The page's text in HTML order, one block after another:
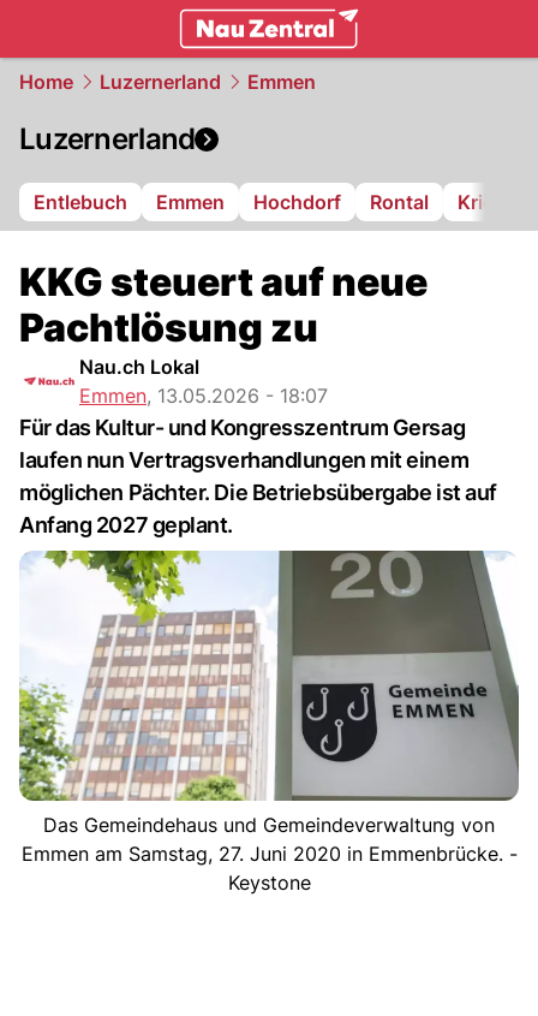
Home Luzernerland Emmen
Luzernerland
Entlebuch Emmen Hochdorf Rontal Kriens
KKG steuert auf neue
Pachtlösung zu
Nau.ch Lokal
Emmen, 13.05.2026 - 18:07
Für das Kultur- und Kongresszentrum Gersag
laufen nun Vertragsverhandlungen mit einem
möglichen Pächter. Die Betriebsübergabe ist auf
Anfang 2027 geplant.
Das Gemeindehaus und Gemeindeverwaltung von
Emmen am Samstag, 27. Juni 2020 in Emmenbrücke. -
Keystone